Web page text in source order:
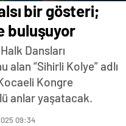
bir gösteri;
buluşuyor
Dansları
alan “Sihirli Kolye” adlı
Kongre
anlar yaşatacak.
09:34